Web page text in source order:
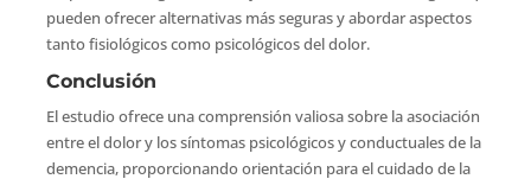
pueden ofrecer alternativas más seguras y abordar aspectos
tanto fisiológicos como psicológicos del dolor.
Conclusión
El estudio ofrece una comprensión valiosa sobre la asociación
entre el dolor y los síntomas psicológicos y conductuales de la
demencia, proporcionando orientación para el cuidado de la